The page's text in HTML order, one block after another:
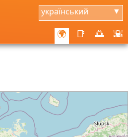
український ▼
🌍 📑 🌅 🌇